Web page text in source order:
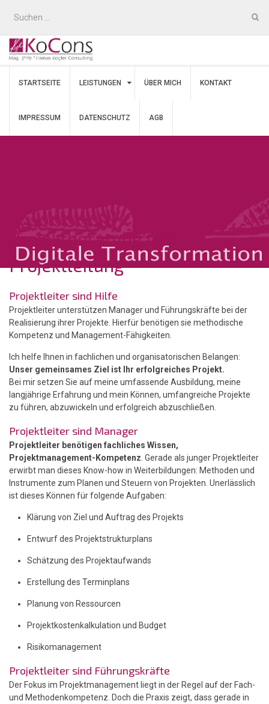
Suchen
STARTSEITE LEISTUNGEN ÜBER MICH KONTAKT
IMPRESSUM DATENSCHUTZ AGB
Projektberatung und
Projektleitung
Projektleiter sind Hilfe
Projektleiter unterstützen Manager und Führungskräfte bei der
Realisierung ihrer Projekte. Hierfür benötigen sie methodische
Kompetenz und Management-Fähigkeiten.
Ich helfe Ihnen in fachlichen und organisatorischen Belangen:
Unser gemeinsames Ziel ist Ihr erfolgreiches Projekt.
Bei mir setzen Sie auf meine umfassende Ausbildung, meine
langjährige Erfahrung und mein Können, umfangreiche Projekte
zu führen, abzuwickeln und erfolgreich abzuschließen.
Projektleiter sind Manager
Projektleiter benötigen fachliches Wissen,
Projektmanagement-Kompetenz . Gerade als junger Projektleiter
erwirbt man dieses Know-how in Weiterbildungen: Methoden und
Instrumente zum Planen und Steuern von Projekten. Unerlässlich
ist dieses Können für folgende Aufgaben:
Klärung von Ziel und Auftrag des Projekts
Entwurf des Projektstrukturplans
Schätzung des Projektaufwands
Erstellung des Terminplans
Planung von Ressourcen
Projektkostenkalkulation und Budget
Risikomanagement
Projektleiter sind Führungskräfte
Der Fokus im Projektmanagement liegt in der Regel auf der Fach-
und Methodenkompetenz. Doch die Praxis zeigt, dass gerade in